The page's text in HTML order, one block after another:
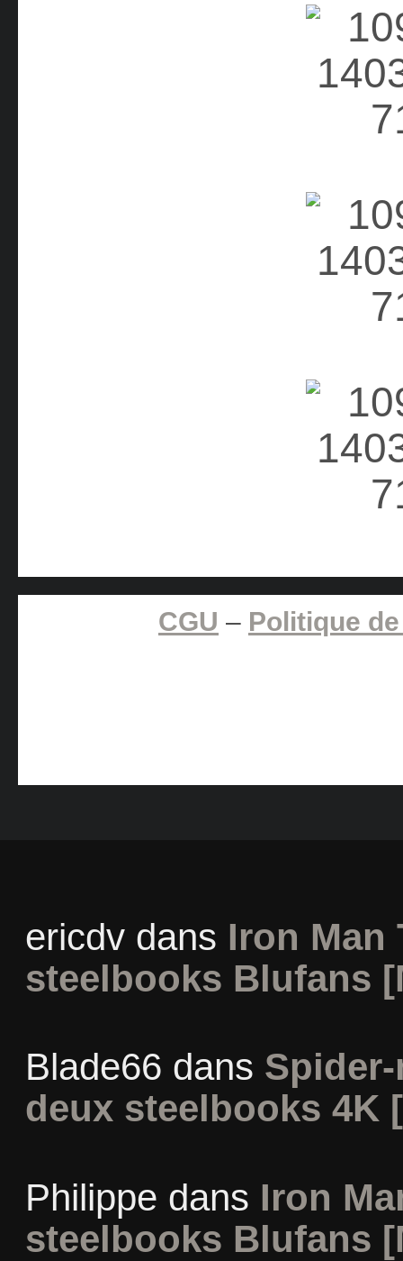
CGU – Politique
ericdvdans Iron Man
steelbooks Blufans
Blade66 dans
deux steelbooks 4K
Philippe dans Iron
steelbooks Blufans